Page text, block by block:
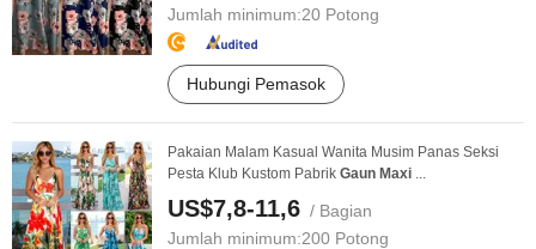
Jumlah minimum:20 Potong
Hubungi Pemasok
Pakaian Malam Kasual Wanita Musim Panas Seksi
Pesta Klub Kustom Pabrik Gaun Maxi ...
US$7,8-11,6 / Bagian
Jumlah minimum:200 Potong